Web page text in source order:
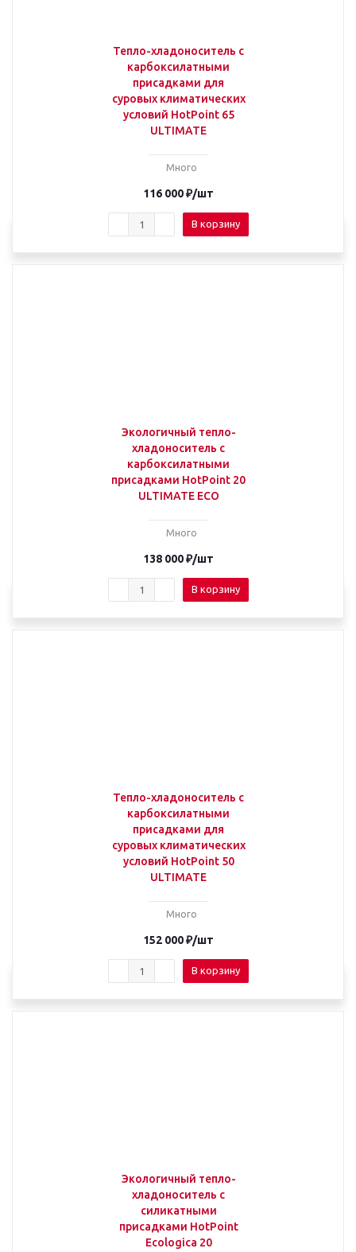
Тепло-хладоноситель с
карбоксилатными
присадками для
суровых климатических
условий HotPoint 65
ULTIMATE
Много
116 000₽/шт
В корзину
Экологичный тепло-
хладоноситель с
карбоксилатными
присадками HotPoint 20
ULTIMATE ECO
Много
138 000₽/шт
В корзину
Тепло-хладоноситель с
карбоксилатными
присадками для
суровых климатических
условий HotPoint 50
ULTIMATE
Много
152 000₽/шт
В корзину
Экологичный тепло-
хладоноситель с
силикатными
присадками HotPoint
Ecologica 20